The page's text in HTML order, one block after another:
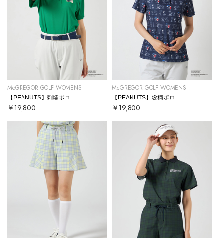
McGREGOR GOLF WOMENS
【PEANUTS】刺繍ポロ
￥19,800
McGREGOR GOLF WOMENS
【PEANUTS】総柄ポロ
￥19,800